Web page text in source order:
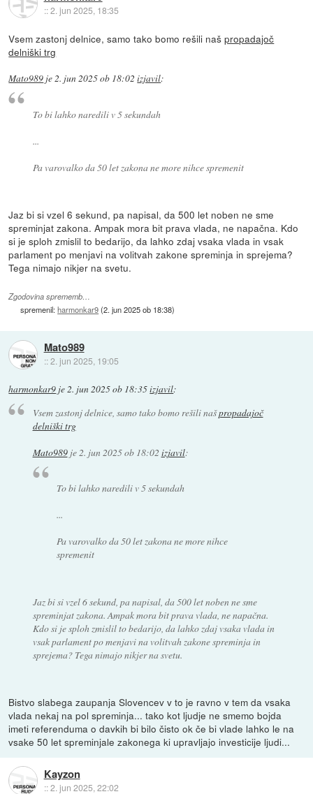
::2. jun 2025, 18:35
Vsem zastonj delnice, samo tako bomo rešili našpropadajoč
delniški trg
Mato989 je 2. jun 2025 ob 18:02 izjavil:
To bi lahko naredili v 5 sekundah
...
Pa varovalko da 50 let zakona ne more nihce spremenit
Jaz bi si vzel 6 sekund, pa napisal, da 500 let noben ne sme
spreminjat zakona. Ampak mora bit prava vlada, ne napačna. Kdo
si je sploh zmislil to bedarijo, da lahko zdaj vsaka vlada in vsak
parlament po menjavi na volitvah zakone spreminja in sprejema?
Tega nimajo nikjer na svetu.
Zgodovina sprememb…
spremenil:harmonkar9(2. jun 2025 ob 18:38)
Mato989
::2. jun 2025, 19:05
harmonkar9 je2. jun 2025 ob 18:35izjavil:
Vsem zastonj delnice, samo tako bomo rešili našpropadajoč
delniški trg
Mato989je 2. jun 2025 ob 18:02 izjavil:
To bi lahko naredili v 5 sekundah
...
Pa varovalko da 50 let zakona ne more nihce
spremenit
Jaz bi si vzel 6 sekund, pa napisal, da 500 let noben ne sme
spreminjat zakona. Ampak mora bit prava vlada, ne napačna.
Kdo si je sploh zmislil to bedarijo, da lahko zdaj vsaka vlada in
vsak parlament po menjavi na volitvah zakone spreminja in
sprejema? Tega nimajo nikjer na svetu.
Bistvo slabega zaupanja Slovencev v to je ravno v tem da vsaka
vlada nekaj na pol spreminja... tako kot ljudje ne smemo bojda
imeti referenduma o davkih bi bilo čisto ok če bi vlade lahko le na
vsake 50 let spreminjale zakonega ki upravljajo investicije ljudi...
Kayzon
::2. jun 2025, 22:02